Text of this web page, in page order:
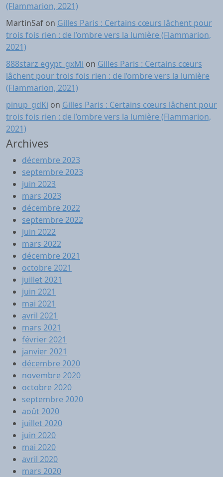
(Flammarion, 2021)
MartinSaf on Gilles Paris : Certains cœurs lâchent pour
trois fois rien : de l’ombre vers la lumière (Flammarion,
2021)
888starz egypt_gxMi on Gilles Paris : Certains cœurs
lâchent pour trois fois rien : de l’ombre vers la lumière
(Flammarion, 2021)
pinup_gdKi on Gilles Paris : Certains cœurs lâchent pour
trois fois rien : de l’ombre vers la lumière (Flammarion,
2021)
Archives
décembre 2023
septembre 2023
juin 2023
mars 2023
décembre 2022
septembre 2022
juin 2022
mars 2022
décembre 2021
octobre 2021
juillet 2021
juin 2021
mai 2021
avril 2021
mars 2021
février 2021
janvier 2021
décembre 2020
novembre 2020
octobre 2020
septembre 2020
août 2020
juillet 2020
juin 2020
mai 2020
avril 2020
mars 2020